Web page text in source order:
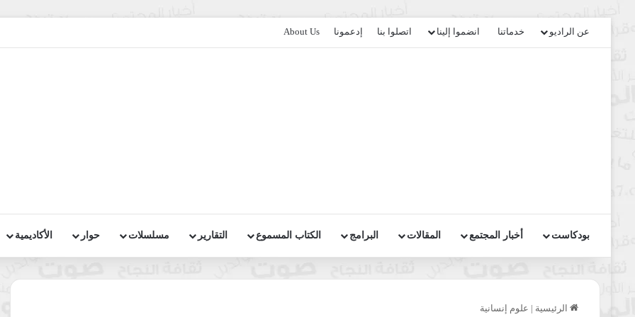
عن الراديو خدماتنا انضموا إلينا اتصلوا بنا إدعمونا About Us
بودكاست أخبار المجتمع المقالات البرامج الكتاب المسموع التقارير مسلسلات حوار الأكاديمية
الرئيسية | علوم إنسانية